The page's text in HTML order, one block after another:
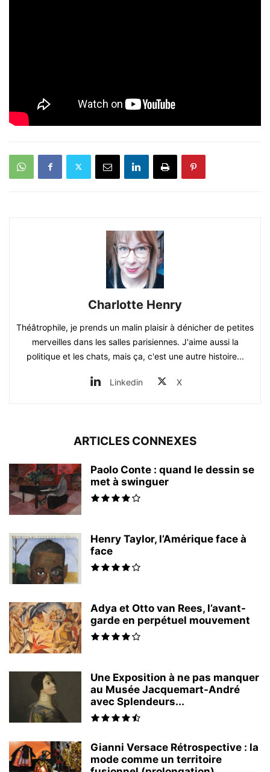
Charlotte Henry
Théâtrophile, je prends un malin plaisir à dénicher de petites
merveilles dans les salles parisiennes. J'aime aussi la
politique et les chats, mais ça, c'est une autre histoire...
Linkedin X
ARTICLES CONNEXES
Paolo Conte : quand le dessin se
met à swinguer
Henry Taylor, l’Amérique face à
face
Adya et Otto van Rees, l’avant-
garde en perpétuel mouvement
Une Exposition à ne pas manquer
au Musée Jacquemart-André
avec Splendeurs...
Gianni Versace Rétrospective : la
mode comme un territoire